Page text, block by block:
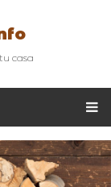
casa